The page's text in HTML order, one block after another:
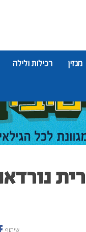
מגזין רכילות ולילה
שיתוף